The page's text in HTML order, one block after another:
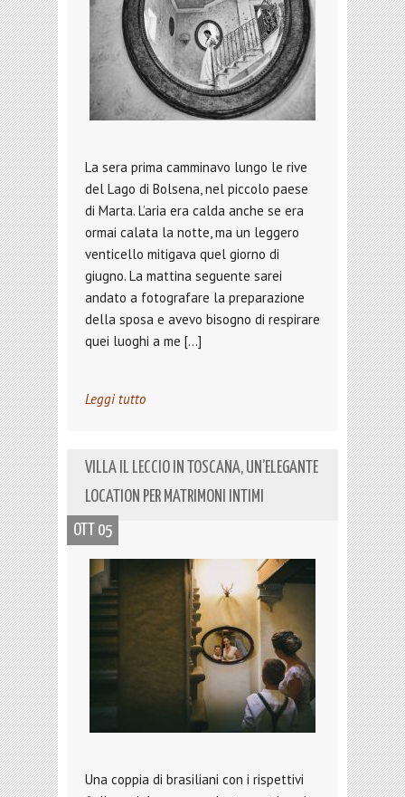
La sera prima camminavo lungo le rive
del Lago di Bolsena, nel piccolo paese
di Marta. L’aria era calda anche se era
ormai calata la notte, ma un leggero
venticello mitigava quel giorno di
giugno. La mattina seguente sarei
andato a fotografare la preparazione
della sposa e avevo bisogno di respirare
quei luoghi a me […]
Leggi tutto
VILLA IL LECCIO IN TOSCANA, UN’ELEGANTE
LOCATION PER MATRIMONI INTIMI
OTT 05
Una coppia di brasiliani con i rispettivi